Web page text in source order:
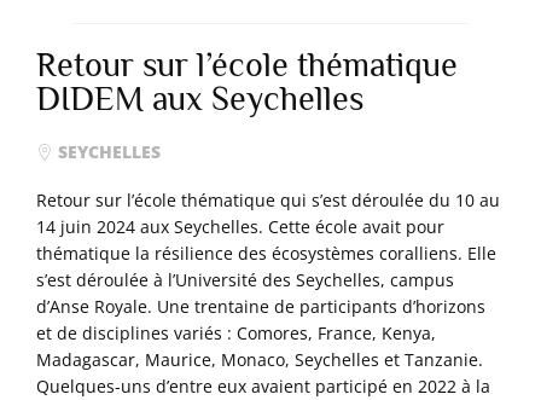
Retour sur l’école thématique
DIDEM aux Seychelles
SEYCHELLES
Retour sur l’école thématique qui s’est déroulée du 10 au
14 juin 2024 aux Seychelles. Cette école avait pour
thématique la résilience des écosystèmes coralliens. Elle
s’est déroulée à l’Université des Seychelles, campus
d’Anse Royale. Une trentaine de participants d’horizons
et de disciplines variés : Comores, France, Kenya,
Madagascar, Maurice, Monaco, Seychelles et Tanzanie.
Quelques-uns d’entre eux avaient participé en 2022 à la